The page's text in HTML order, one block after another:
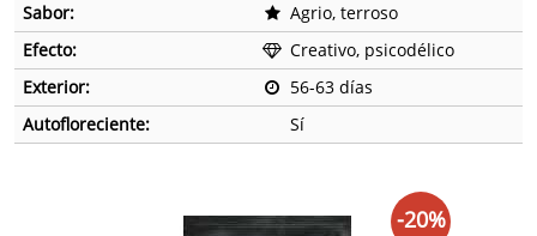
Sabor:
Agrio, terroso
Efecto:
Creativo, psicodélico
Exterior:
56-63 días
Autofloreciente:
Sí
-20%